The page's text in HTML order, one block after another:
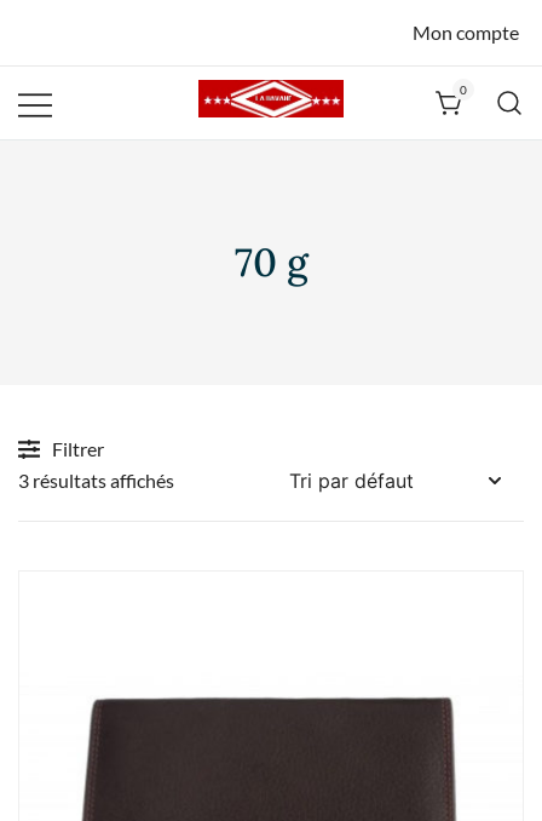
Mon compte
0
70 g
Filtrer
3 résultats affichés